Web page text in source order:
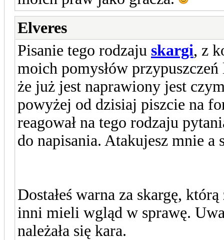
Elveres
Pisanie tego rodzaju skargi, z
moich pomysłów
że już jest naprawiony jest
powyżej od dzisiaj piszcie na
reagował na tego rodzaju
do napisania. Atakujesz mnie a
Dostałeś warna za skargę,
inni mieli wgląd w sprawę.
należała się kara.